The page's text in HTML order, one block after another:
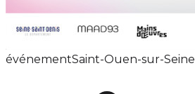
événementSaint-Ouen-sur-Seine